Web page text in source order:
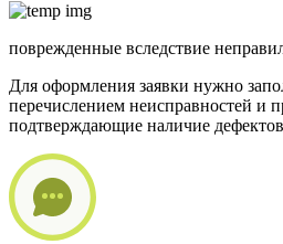
поврежденные вследствие
Для оформления заявки нужно
перечислением неисправностей и
подтверждающие наличие